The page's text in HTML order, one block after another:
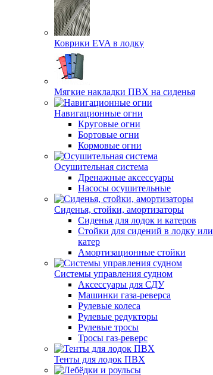
Коврики EVA в лодку
Мягкие накладки ПВХ на сиденья
Навигационные огни
Круговые огни
Бортовые огни
Кормовые огни
Осушительная система
Дренажные аксессуары
Насосы осушительные
Сиденья, стойки, амортизаторы
Сиденья для лодок и катеров
Стойки для сидений в лодку или
катер
Амортизационные стойки
Системы управления судном
Аксессуары для СДУ
Машинки газа-реверса
Рулевые колеса
Рулевые редукторы
Рулевые тросы
Тросы газ-реверс
Тенты для лодок ПВХ